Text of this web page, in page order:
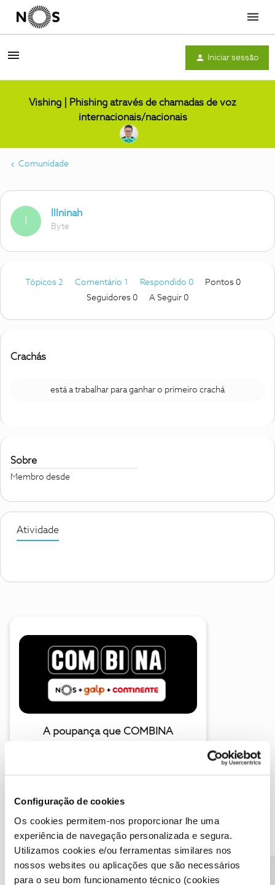
Configuração de cookies
Os cookies permitem-nos proporcionar lhe uma
experiência de navegação personalizada e segura.
Utilizamos cookies e/ou ferramentas similares nos
nossos websites ou aplicações que são necessários
para o seu bom funcionamento técnico (cookies
Menu
Iniciar sessão
Vishing | Phishing através de chamadas de voz
internacionais/nacionais
Comunidade
Illninah
Byte
Tópicos 2 Comentário 1 Respondido 0
Pontos 0
Seguidores 0 A Seguir 0
Crachás
está a trabalhar para ganhar o primeiro crachá
Sobre
Membro desde
Atividade
A poupança que COMBINA
Descubra as novidades de junho